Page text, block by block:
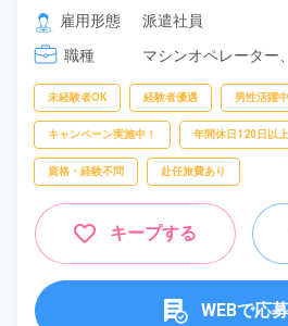
出典：「位置参照情報」(国土
[2] 20:30～06:00
[3] 08:30～17:05
雇用形態
派遣社員
職種
マシンオペレーター、
未経験者OK 経験者優遇 男性活躍中
キャンペーン実施中！ 年間休日120日以上
資格・経験不問 赴任旅費あり
キープする
WEBで応